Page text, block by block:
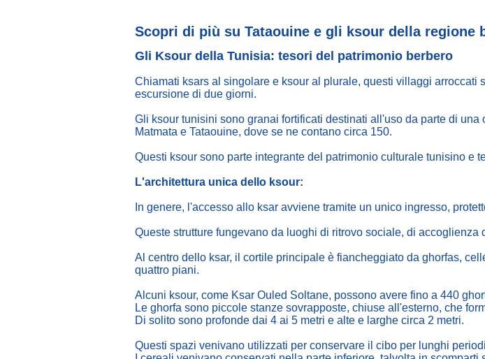
Scopri di più su Tataouine e gli ksour della regione
Gli Ksour della Tunisia: tesori del patrimonio berbero
Chiamati ksars al singolare e ksour al plurale, questi villaggi arroccati
escursione di due giorni.
Gli ksour tunisini sono granai fortificati destinati all'uso da parte di
Matmata e Tataouine, dove se ne contano circa 150.
Questi ksour sono parte integrante del patrimonio culturale tunisino e
L'architettura unica dello ksour:
In genere, l'accesso allo ksar avviene tramite un unico ingresso,
Queste strutture fungevano da luoghi di ritrovo sociale, di
Al centro dello ksar, il cortile principale è fiancheggiato da ghorfas,
quattro piani.
Alcuni ksour, come Ksar Ouled Soltane, possono avere fino a 440
Le ghorfa sono piccole stanze sovrapposte, chiuse all'esterno, che
Di solito sono profonde dai 4 ai 5 metri e alte e larghe circa 2 metri.
Questi spazi venivano utilizzati per conservare il cibo per lunghi